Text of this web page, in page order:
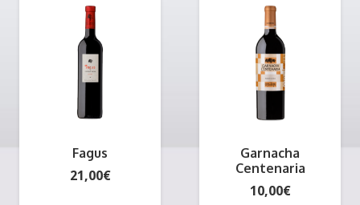
Fagus
21,00€
Garnacha
Centenaria
10,00€